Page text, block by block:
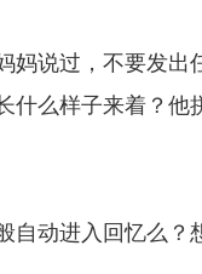
说过，不要发出
么样子来着？他
动进入回忆么？